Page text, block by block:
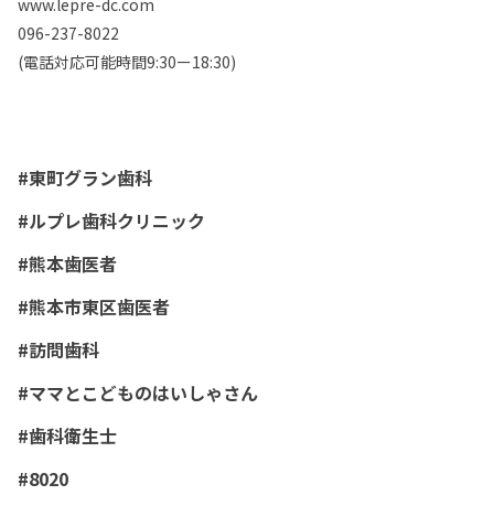
096-237-8022
(電話対応可能時間9:30ー18:30)
#東町グラン歯科
#ルプレ歯科クリニック
#熊本歯医者
#熊本市東区歯医者
#訪問歯科
#ママとこどものはいしゃさん
#歯科衛生士
#8020